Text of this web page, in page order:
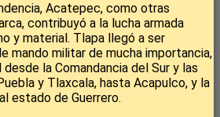
Acatepec, como otras
contribuyó a la lucha armada
y material. Tlapa llegó a ser
mando militar de mucha importancia,
la Comandancia del Sur y las
y Tlaxcala, hasta Acapulco, y la
estado de Guerrero.